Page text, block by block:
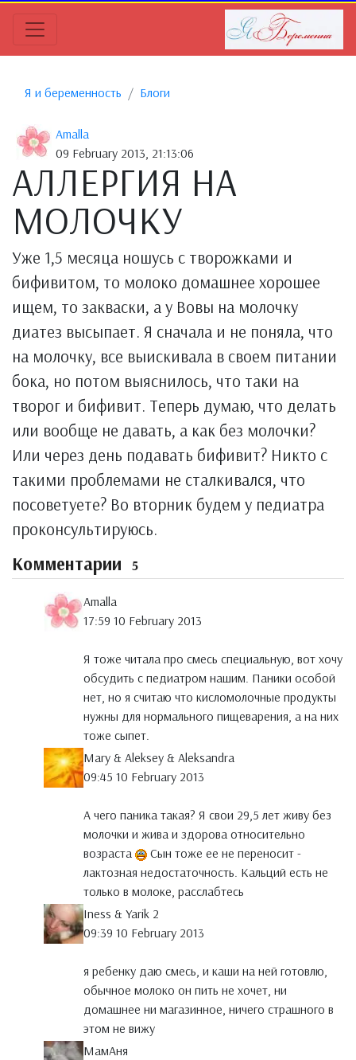
Я и беременность Блоги
Amalla
09 February 2013, 21:13:06
АЛЛЕРГИЯ НА
МОЛОЧКУ
Уже 1,5 месяца ношусь с творожками и
бифивитом, то молоко домашнее хорошее
ищем, то закваски, а у Вовы на молочку
диатез высыпает. Я сначала и не поняла, что
на молочку, все выискивала в своем питании
бока, но потом выяснилось, что таки на
творог и бифивит. Теперь думаю, что делать
или вообще не давать, а как без молочки?
Или через день подавать бифивит? Никто с
такими проблемами не сталкивался, что
посоветуете? Во вторник будем у педиатра
проконсультируюсь.
Комментарии 5
Amalla
17:59 10 February 2013
Я тоже читала про смесь специальную, вот хочу
обсудить с педиатром нашим. Паники особой
нет, но я считаю что кисломолочные продукты
нужны для нормального пищеварения, а на них
тоже сыпет.
Mary & Aleksey & Aleksandra
09:45 10 February 2013
А чего паника такая? Я свои 29,5 лет живу без
молочки и жива и здорова относительно
возраста
Сын тоже ее не переносит -
лактозная недостаточность. Кальций есть не
только в молоке, расслабтесь
Iness & Yarik 2
09:39 10 February 2013
я ребенку даю смесь, и каши на ней готовлю,
обычное молоко он пить не хочет, ни
домашнее ни магазинное, ничего страшного в
этом не вижу
МамАня